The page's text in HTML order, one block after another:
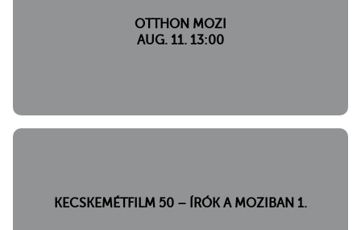
OTTHON MOZI
AUG. 11. 13:00
KECSKEMÉTFILM 50 – ÍRÓK A MOZIBAN 1.